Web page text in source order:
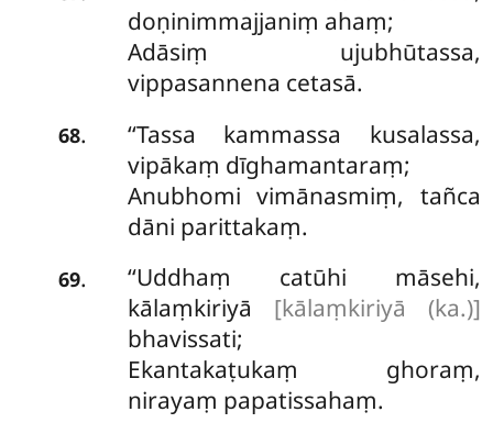
doṇinimmajjaniṃ ahaṃ;
Adāsiṃ ujubhūtassa,
vippasannena cetasā.
68.
‘‘Tassa kammassa kusalassa,
vipākaṃ dīghamantaraṃ;
Anubhomi vimānasmiṃ, tañca
dāni parittakaṃ.
69. ‘‘Uddhaṃ catūhi māsehi,
kālaṃkiriyā [kālaṃkiriyā (ka.)]
bhavissati;
Ekantakaṭukaṃ ghoraṃ,
nirayaṃ papatissahaṃ.